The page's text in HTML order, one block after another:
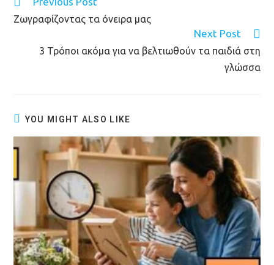
Ζωγραφίζοντας τα όνειρα μας
Next Post
3 Τρόποι ακόμα για να βελτιωθούν τα παιδιά στη
γλώσσα
YOU MIGHT ALSO LIKE